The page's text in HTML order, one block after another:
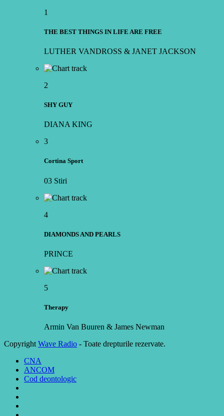
1
THE BEST THINGS IN LIFE ARE FREE
LUTHER VANDROSS & JANET JACKSON
2
SHY GUY
DIANA KING
3
Cortina Sport
03 Stiri
4
DIAMONDS AND PEARLS
PRINCE
5
Therapy
Armin Van Buuren & James Newman
Copyright Wave Radio - Toate drepturile rezervate.
CNA
ANCOM
Cod deontologic